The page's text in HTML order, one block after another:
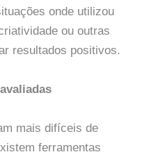
onde utilizou
ou outras
resultados positivos.
mais difíceis de
ferramentas